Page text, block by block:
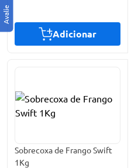
Adicionar
Sobrecoxa de Frango Swift
1Kg